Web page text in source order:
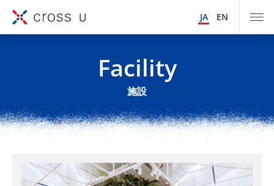
JA EN
Facility
施設